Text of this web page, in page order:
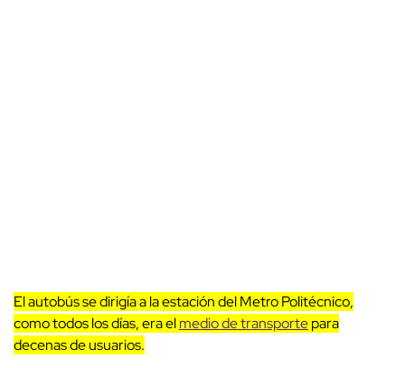
El autobús se dirigía a la estación del Metro Politécnico,
como todos los días, era elmedio de transportepara
decenas de usuarios.